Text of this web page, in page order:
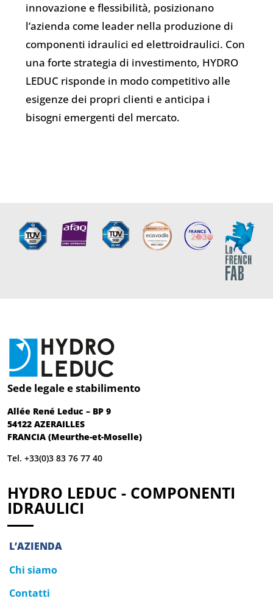
innovazione e flessibilità, posizionano
l’azienda come leader nella produzione di
componenti idraulici ed elettroidraulici. Con
una forte strategia di investimento, HYDRO
LEDUC risponde in modo competitivo alle
esigenze dei propri clienti e anticipa i
bisogni emergenti del mercato.
Sede legale e stabilimento
Allée René Leduc – BP 9
54122 AZERAILLES
FRANCIA (Meurthe-et-Moselle)
Tel. +33(0)3 83 76 77 40
HYDRO LEDUC - COMPONENTI
IDRAULICI
L’AZIENDA
Chi siamo
Contatti